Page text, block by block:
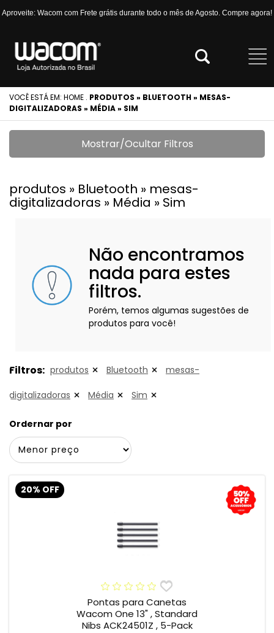
Aproveite: Wacom com Frete grátis durante todo o mês de Agosto. Compre agora!
VOCÊ ESTÁ EM: HOME . PRODUTOS » BLUETOOTH » MESAS-
DIGITALIZADORAS » MÉDIA » SIM
Mostrar/Ocultar Filtros
produtos » Bluetooth » mesas-
digitalizadoras » Média » Sim
Não encontramos
nada para estes
filtros.
Porém, temos algumas sugestões de
produtos para você!
Filtros: produtos Bluetooth mesas-
digitalizadoras Média Sim
Ordernar por
20% OFF
Pontas para Canetas
Wacom One 13" , Standard
Nibs ACK24501Z , 5-Pack